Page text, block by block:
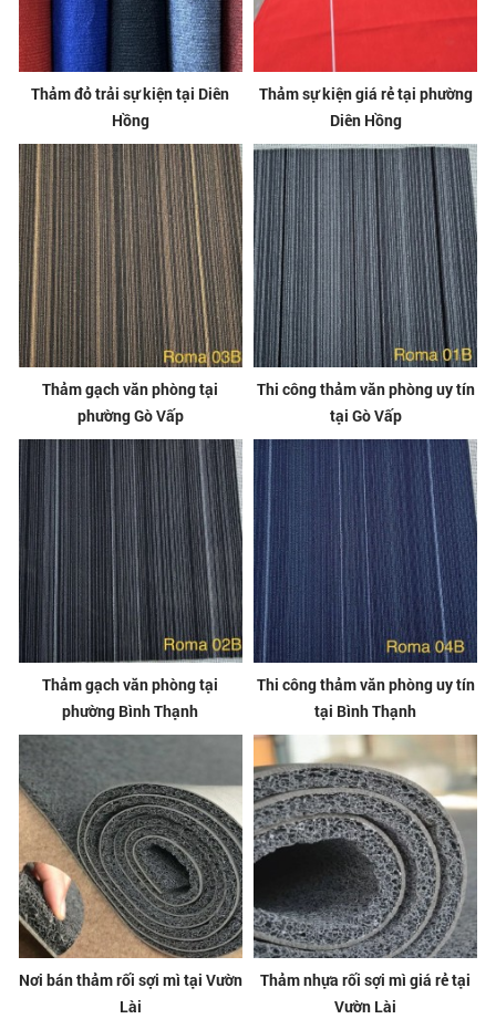
Thảm đỏ trải sự kiện tại Diên
Hồng
Thảm sự kiện giá rẻ tại phường
Diên Hồng
Thảm gạch văn phòng tại
phường Gò Vấp
Thi công thảm văn phòng uy tín
tại Gò Vấp
Thảm gạch văn phòng tại
phường Bình Thạnh
Thi công thảm văn phòng uy tín
tại Bình Thạnh
Nơi bán thảm rối sợi mì tại Vườn
Lài
Thảm nhựa rối sợi mì giá rẻ tại
Vườn Lài